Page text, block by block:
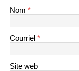
Nom *
Courriel *
Site web